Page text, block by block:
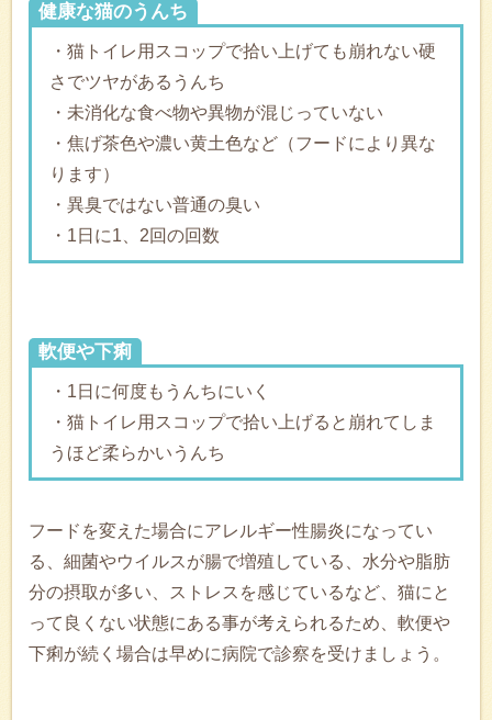
健康な猫のうんち
・猫トイレ用スコップで拾い上げても崩れない硬
さでツヤがあるうんち
・未消化な食べ物や異物が混じっていない
・焦げ茶色や濃い黄土色など（フードにより異な
ります）
・異臭ではない普通の臭い
・1日に1、2回の回数
軟便や下痢
・1日に何度もうんちにいく
・猫トイレ用スコップで拾い上げると崩れてしま
うほど柔らかいうんち
フードを変えた場合にアレルギー性腸炎になってい
る、細菌やウイルスが腸で増殖している、水分や脂肪
分の摂取が多い、ストレスを感じているなど、猫にと
って良くない状態にある事が考えられるため、軟便や
下痢が続く場合は早めに病院で診察を受けましょう。